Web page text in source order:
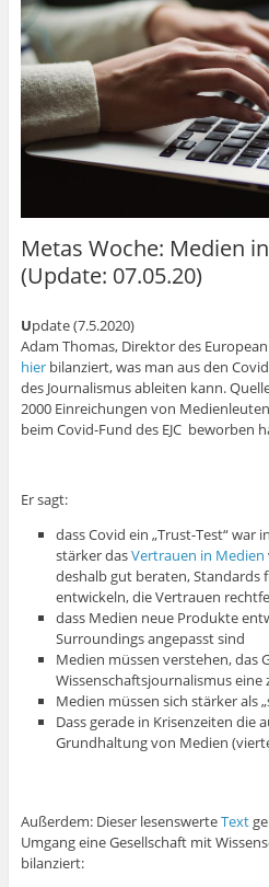
Metas Woche: Medien
(Update: 07.05.20)
Update (7.5.2020)
Adam Thomas, Direktor des European
hierbilanziert, was man aus den
des Journalismus ableiten kann.
2000 Einreichungen von
beim Covid-Fund des EJC beworben
Er sagt:
dass Covid ein „Trust-Test“ war
stärker dasVertrauen in Medien
deshalb gut beraten, Standards
entwickeln, die Vertrauen
dass Medien neue Produkte
Surroundings angepasst sind
Medien müssen verstehen, das
Wissenschaftsjournalismus eine
Medien müssen sich stärker als
Dass gerade in Krisenzeiten die
Grundhaltung von Medien
Außerdem: Dieser lesenswerteText
Umgang eine Gesellschaft mit
bilanziert: